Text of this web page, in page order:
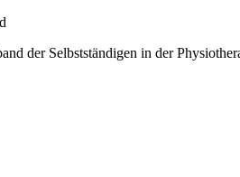
der Selbstständigen in der